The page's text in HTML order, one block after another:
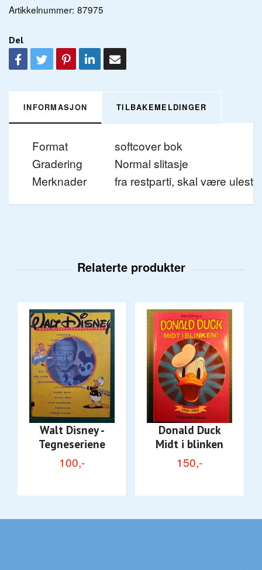
Artikkelnummer: 87975
Del
INFORMASJON TILBAKEMELDINGER
Format
softcover bok
Gradering
Normal slitasje
Merknader
fra restparti, skal være ulest
Walt Disney -
Tegneseriene
100,-
Donald Duck
Midt i blinken
150,-